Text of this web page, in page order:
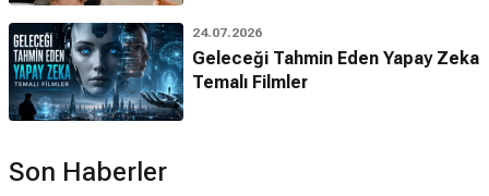
24.07.2026
Geleceği Tahmin Eden Yapay Zeka
Temalı Filmler
Son Haberler